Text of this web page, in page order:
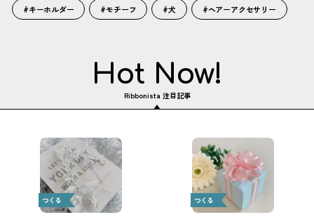
#キーホルダー #モチーフ #犬 #ヘアーアクセサリー
Hot Now!
Ribbonista 注目記事
つくる つくる